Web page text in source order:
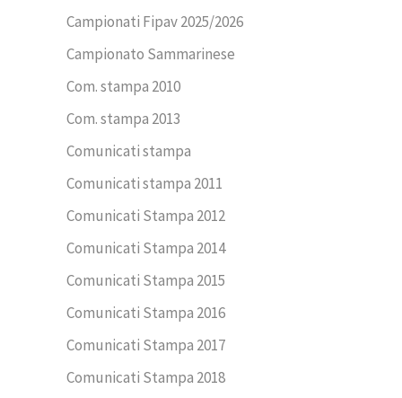
Campionati Fipav 2025/2026
Campionato Sammarinese
Com. stampa 2010
Com. stampa 2013
Comunicati stampa
Comunicati stampa 2011
Comunicati Stampa 2012
Comunicati Stampa 2014
Comunicati Stampa 2015
Comunicati Stampa 2016
Comunicati Stampa 2017
Comunicati Stampa 2018